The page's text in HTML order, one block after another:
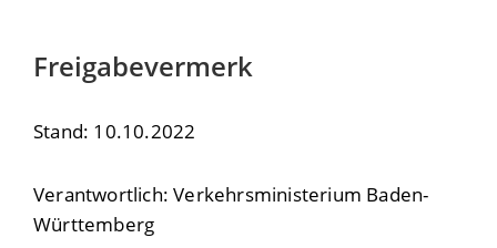
Freigabevermerk
Stand: 10.10.2022
Verantwortlich: Verkehrsministerium Baden-
Württemberg